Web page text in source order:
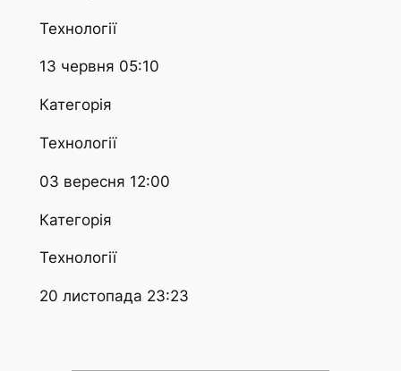
Технології
13 червня 05:10
Категорія
Технології
03 вересня 12:00
Категорія
Технології
20 листопада 23:23